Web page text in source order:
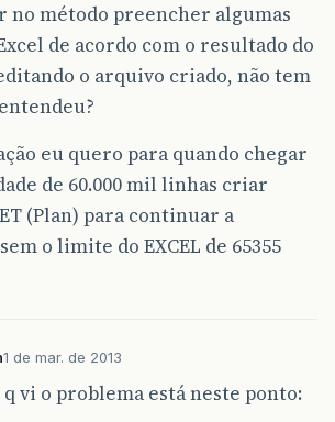
//col, lin
Label label = new Label( 0 , i
Label
no método preencher algumas
de acordo com o resultado do
o arquivo criado, não tem
eu quero para quando chegar
de 60.000 mil linhas criar
(Plan) para continuar a
o limite do EXCEL de 65355
1 de mar. de 2013
q vi o problema está neste ponto: